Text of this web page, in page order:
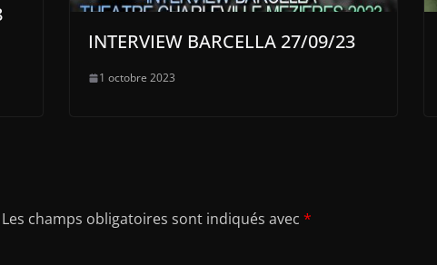
INTERVIEW BARCELLA 27/09/23
1 octobre 2023
Les champs obligatoires sont indiqués avec *